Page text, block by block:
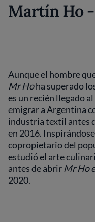
Martín Ho -
Aunque el hombre
Mr Hoha superado
es un recién llegado
emigrar a Argentina
industria textil antes
en 2016.
copropietario del
estudió el arte
antes de abrir Mr Ho
2020.